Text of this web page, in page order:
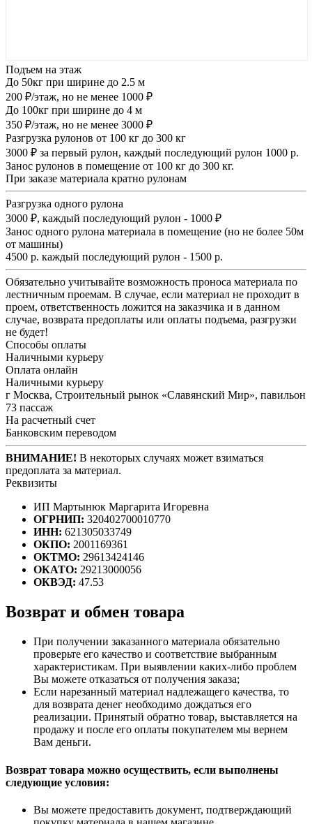
Подъем на этаж
До 50кг при ширине до 2.5 м
200 ₽/этаж, но не менее 1000 ₽
До 100кг при ширине до 4 м
350 ₽/этаж, но не менее 3000 ₽
Разгрузка рулонов от 100 кг до 300 кг
3000 ₽ за первый рулон, каждый последующий рулон 1000 р.
Занос рулонов в помещение от 100 кг до 300 кг.
При заказе материала кратно рулонам
Разгрузка одного рулона
3000 ₽, каждый последующий рулон - 1000 ₽
Занос одного рулона материала в помещение (но не более 50м
от машины)
4500 р. каждый последующий рулон - 1500 р.
Обязательно учитывайте возможность проноса материала по
лестничным проемам. В случае, если материал не проходит в
проем, ответственность ложится на заказчика и в данном
случае, возврата предоплаты или оплаты подъема, разгрузки
не будет!
Способы оплаты
Наличными курьеру
Оплата онлайн
Наличными курьеру
г Москва, Строительный рынок «Славянский Мир», павильон
73 пассаж
На расчетный счет
Банковским переводом
ВНИМАНИЕ! В некоторых случаях может взиматься
предоплата за материал.
Реквизиты
ИП Мартынюк Маргарита Игоревна
ОГРНИП: 320402700010770
ИНН: 621305033749
ОКПО: 2001169361
ОКТМО: 29613424146
ОКАТО: 29213000056
ОКВЭД: 47.53
Возврат и обмен товара
При получении заказанного материала обязательно
проверьте его качество и соответствие выбранным
характеристикам. При выявлении каких-либо проблем
Вы можете отказаться от получения заказа;
Если нарезанный материал надлежащего качества, то
для возврата денег необходимо дождаться его
реализации. Принятый обратно товар, выставляется на
продажу и после его оплаты покупателем мы вернем
Вам деньги.
Возврат товара можно осуществить, если выполнены
следующие условия:
Вы можете предоставить документ, подтверждающий